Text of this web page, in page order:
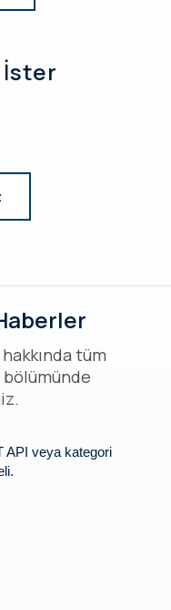
İster
tüm